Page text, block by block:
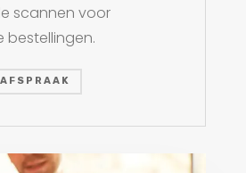
scannen voor